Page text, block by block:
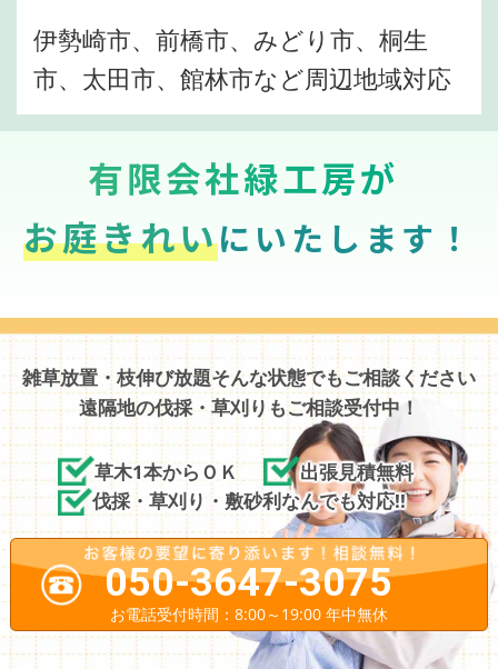
伊勢崎市、前橋市、みどり市、桐生
市、太田市、館林市など周辺地域対応
有限会社緑工房が
お庭きれいにいたします！
雑草放置・枝伸び放題そんな状態でもご相談ください
遠隔地の伐採・草刈りもご相談受付中！
草木1本からＯＫ
出張見積無料
伐採・草刈り・敷砂利なんでも対応!!
050-3647-3075
お電話受付時間：8:00～19:00 年中無休